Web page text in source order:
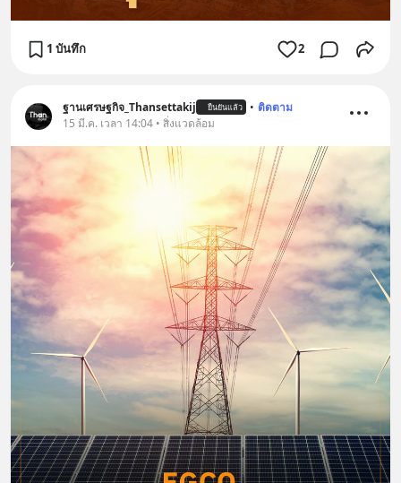
1 บันทึก 2
ฐานเศรษฐกิจ_Thansettakij ยืนยันแล้ว • ติดตาม
15 มี.ค. เวลา 14:04 • สิ่งแวดล้อม